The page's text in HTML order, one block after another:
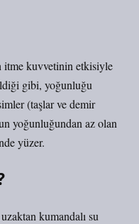
itme kuvvetinin etkisiyle
gibi, yoğunluğu
(taşlar ve demir
yoğunluğundan az olan
yüzer.
kumandalı su